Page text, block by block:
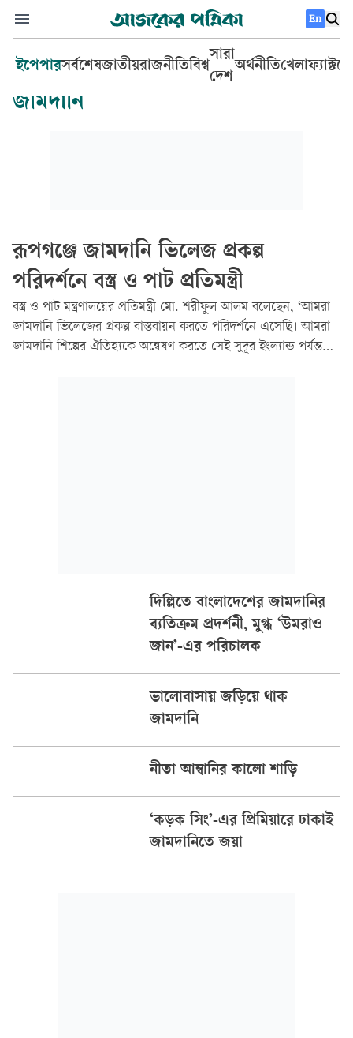
En
ইপেপারসর্বশেষজাতীয়রাজনীতিবিশ্ব
সারা
দেশ
অর্থনীতিখেলা
জামদানি
রূপগঞ্জে জামদানি ভিলেজ প্রকল্প
পরিদর্শনে বস্ত্র ও পাট প্রতিমন্ত্রী
বস্ত্র ও পাট মন্ত্রণালয়ের প্রতিমন্ত্রী মো. শরীফুল আলম বলেছেন, ‘আমরা
জামদানি ভিলেজের প্রকল্প বাস্তবায়ন করতে পরিদর্শনে এসেছি। আমরা
জামদানি শিল্পের ঐতিহ্যকে অন্বেষণ করতে সেই সুদূর ইংল্যান্ড পর্যন্ত
দিল্লিতে বাংলাদেশের জামদানির
ব্যতিক্রম প্রদর্শনী, মুগ্ধ ‘উমরাও
জান’-এর পরিচালক
ভালোবাসায় জড়িয়ে থাক
জামদানি
নীতা আম্বানির কালো শাড়ি
‘কড়ক সিং’-এর প্রিমিয়ারে ঢাকাই
জামদানিতে জয়া